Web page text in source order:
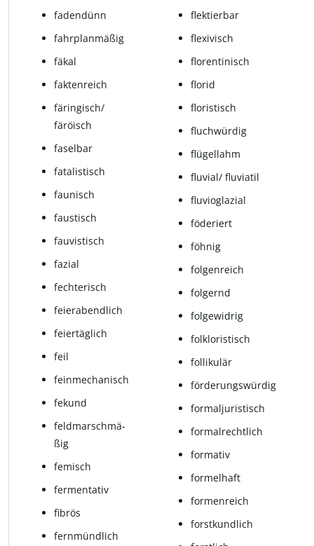
fadendünn
fahr­plan­mä­ßig
fä­kal
faktenreich
färingisch/
färöisch
faselbar
fa­ta­lis­tisch
fau­nisch
faus­tisch
fau­vis­tisch
fa­zi­al
fech­te­risch
fei­er­abend­lich
fei­er­täg­lich
feil
feinmechanisch
fekund
feld­marsch­mä­
ßig
femisch
fer­men­ta­tiv
fibrös
fern­münd­lich
flek­tier­bar
fle­xi­visch
flo­ren­ti­nisch
florid
floristisch
fluch­wür­dig
flügellahm
flu­vi­al/ fluviatil
fluvioglazial
fö­de­riert
föh­nig
fol­gen­reich
fol­gernd
folgewidrig
fol­k­lo­ris­tisch
fol­li­ku­lär
för­de­rungs­wür­dig
for­mal­ju­ris­tisch
for­mal­recht­lich
for­ma­tiv
for­mel­haft
for­men­reich
forstkundlich